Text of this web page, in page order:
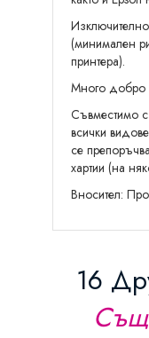
(минимален
принтера).
Много добро
Съвместимо с
всички
се
хартии (на
Вносител:
16